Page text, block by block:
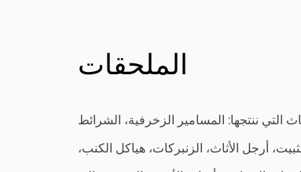
الملحقات
التي ننتجها: المسامير الزخرفية، الشرائط
أرجل الأثاث، الزنبركات، هياكل الكنب،